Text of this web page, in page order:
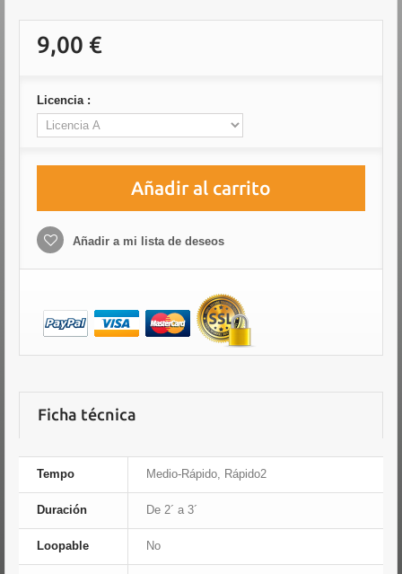
9,00 €
Licencia :
Añadir al carrito
Añadir a mi lista de deseos
Ficha técnica
Tempo Medio-Rápido, Rápido2
Duración De 2´ a 3´
Loopable No